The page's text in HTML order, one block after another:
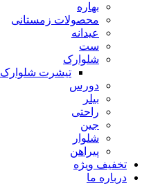
بهاره
محصولات زمستانی
عیدانه
ست
شلوارک
تیشرت شلوارک
دورس
بیلر
راحتی
جین
شلوار
پیراهن
تخفیف ویژه
درباره ما